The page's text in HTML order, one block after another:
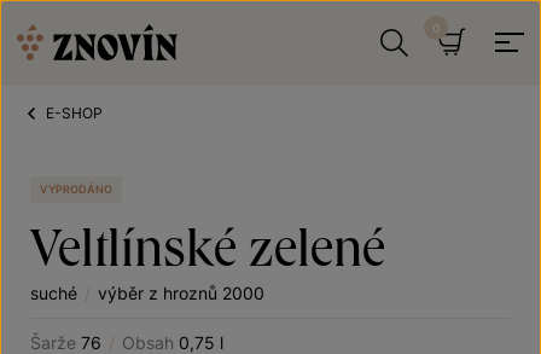
E-SHOP
VYPRODÁNO
Veltlínské zelené
suché / výběr z hroznů 2000
Šarže 76 / Obsah 0,75 l